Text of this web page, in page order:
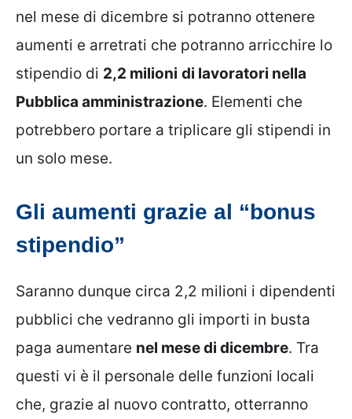
nel mese di dicembre si potranno ottenere
aumenti e arretrati che potranno arricchire lo
stipendio di 2,2 milioni di lavoratori nella
Pubblica amministrazione. Elementi che
potrebbero portare a triplicare gli stipendi in
un solo mese.
Gli aumenti grazie al “bonus
stipendio”
Saranno dunque circa 2,2 milioni i dipendenti
pubblici che vedranno gli importi in busta
paga aumentare nel mese di dicembre. Tra
questi vi è il personale delle funzioni locali
che, grazie al nuovo contratto, otterranno